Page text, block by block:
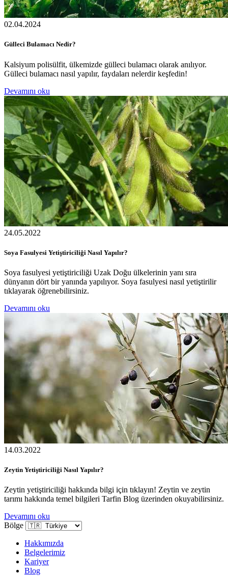
02.04.2024
Gülleci Bulamacı Nedir?
Kalsiyum polisülfit, ülkemizde gülleci bulamacı olarak anılıyor.
Gülleci bulamacı nasıl yapılır, faydaları nelerdir keşfedin!
Devamını oku
24.05.2022
Soya Fasulyesi Yetiştiriciliği Nasıl Yapılır?
Soya fasulyesi yetiştiriciliği Uzak Doğu ülkelerinin yanı sıra
dünyanın dört bir yanında yapılıyor. Soya fasulyesi nasıl yetiştirilir
tıklayarak öğrenebilirsiniz.
Devamını oku
14.03.2022
Zeytin Yetiştiriciliği Nasıl Yapılır?
Zeytin yetiştiriciliği hakkında bilgi için tıklayın! Zeytin ve zeytin
tarımı hakkında temel bilgileri Tarfin Blog üzerinden okuyabilirsiniz.
Devamını oku
Bölge
Hakkımızda
Belgelerimiz
Kariyer
Blog